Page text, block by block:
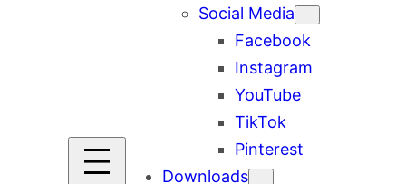
Social Media
Facebook
Instagram
YouTube
TikTok
Pinterest
Downloads